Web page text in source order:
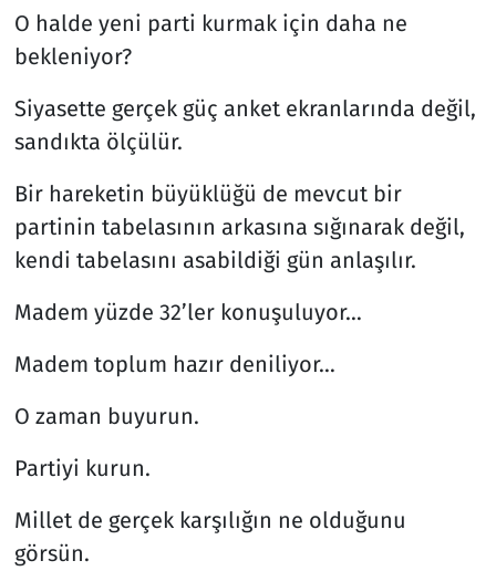
O halde yeni parti kurmak için daha ne
bekleniyor?
Siyasette gerçek güç anket ekranlarında değil,
sandıkta ölçülür.
Bir hareketin büyüklüğü de mevcut bir
partinin tabelasının arkasına sığınarak değil,
kendi tabelasını asabildiği gün anlaşılır.
Madem yüzde 32’ler konuşuluyor…
Madem toplum hazır deniliyor…
O zaman buyurun.
Partiyi kurun.
Millet de gerçek karşılığın ne olduğunu
görsün.